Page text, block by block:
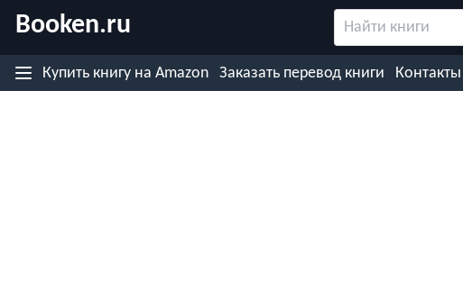
Booken.ru
Купить книгу на Amazon Заказать перевод книги Контакты
Назад
Купить книгу на японском (Rakuten)